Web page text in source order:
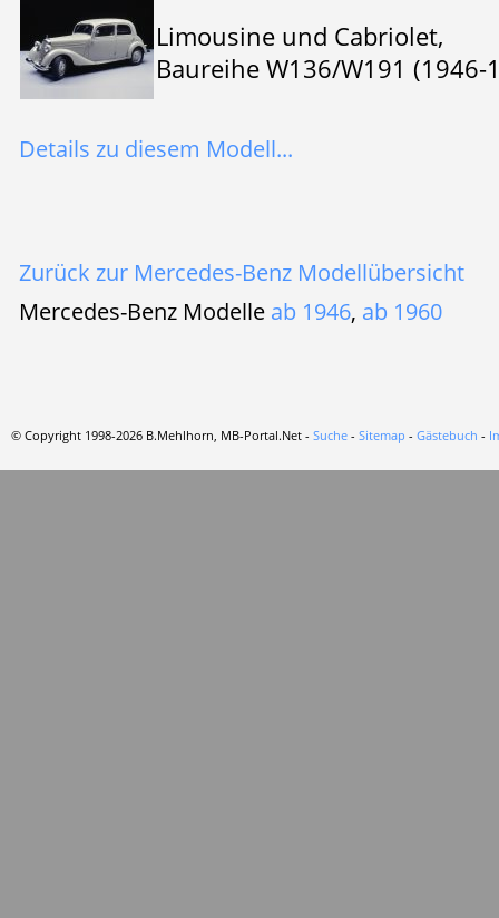
Limousine und Cabriolet,
Baureihe W136/W191 (1946-
Details zu diesem Modell...
Zurück zur Mercedes-Benz Modellübersicht
Mercedes-Benz Modelle ab 1946, ab 1960
© Copyright 1998-2026 B.Mehlhorn, MB-Portal.Net - Suche - Sitemap - Gästebuch -